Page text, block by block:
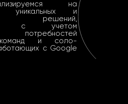
на
уникальных и
решений,
с учетом
потребностей
команд и соло-
с Google